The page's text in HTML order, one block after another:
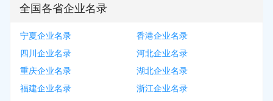
全国各省企业名录
宁夏企业名录
香港企业名录
四川企业名录
河北企业名录
重庆企业名录
湖北企业名录
福建企业名录
浙江企业名录